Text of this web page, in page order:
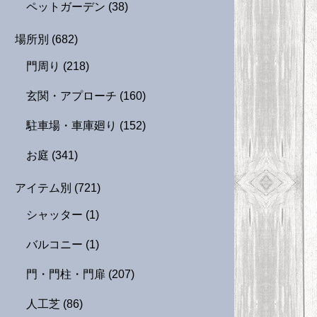
ペットガーデン (38)
場所別 (682)
門周り (218)
玄関・アプローチ (160)
駐車場・車庫廻り (152)
お庭 (341)
アイテム別 (721)
シャッター (1)
バルコニー (1)
門・門柱・門扉 (207)
人工芝 (86)